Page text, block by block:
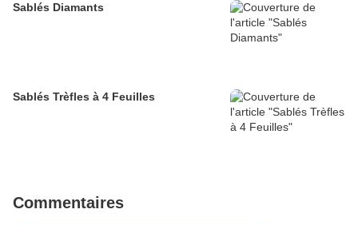
Sablés Diamants
Sablés Trèfles à 4 Feuilles
Commentaires